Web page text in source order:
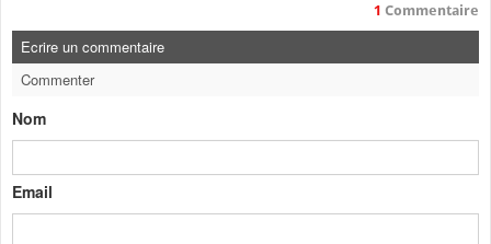
1 Commentaire
Ecrire un commentaire
Commenter
Nom
Email